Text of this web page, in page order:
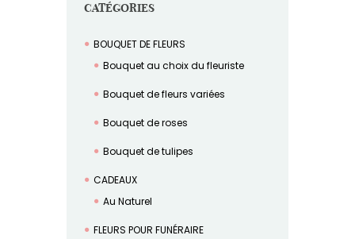
CATÉGORIES
BOUQUET DE FLEURS
Bouquet au choix du fleuriste
Bouquet de fleurs variées
Bouquet de roses
Bouquet de tulipes
CADEAUX
Au Naturel
FLEURS POUR FUNÉRAIRE